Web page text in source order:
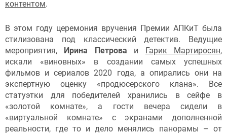
контентом.
В этом году церемония вручения Премии АПКиТ была
стилизована под классический детектив. Ведущие
мероприятия, Ирина Петрова и Гарик Мартиросян,
искали «виновных» в создании самых успешных
фильмов и сериалов 2020 года, а опирались они на
экспертную оценку «продюсерского клана». Все
статуэтки для победителей хранились в сейфе в
«золотой комнате», а гости вечера сидели в
«виртуальной комнате» с экранами дополненной
реальности, где то и дело менялись панорамы – от